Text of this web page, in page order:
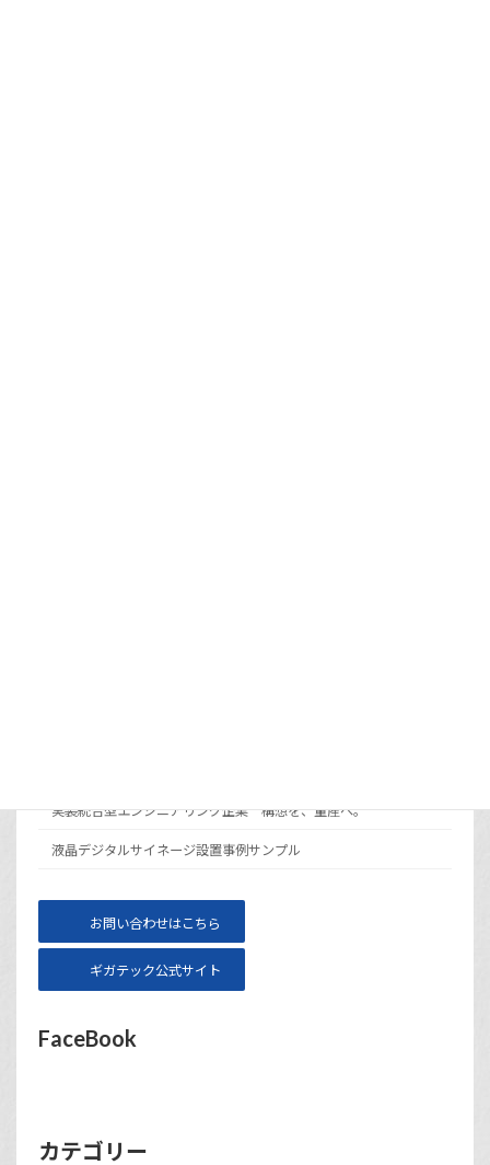
実装統合型エンジニアリング企業 構想を、量産へ。
液晶デジタルサイネージ設置事例サンプル
お問い合わせはこちら
ギガテック公式サイト
FaceBook
カテゴリー